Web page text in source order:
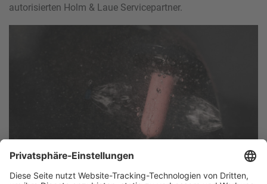
autorisierten Holm & Laue Servicepartner.